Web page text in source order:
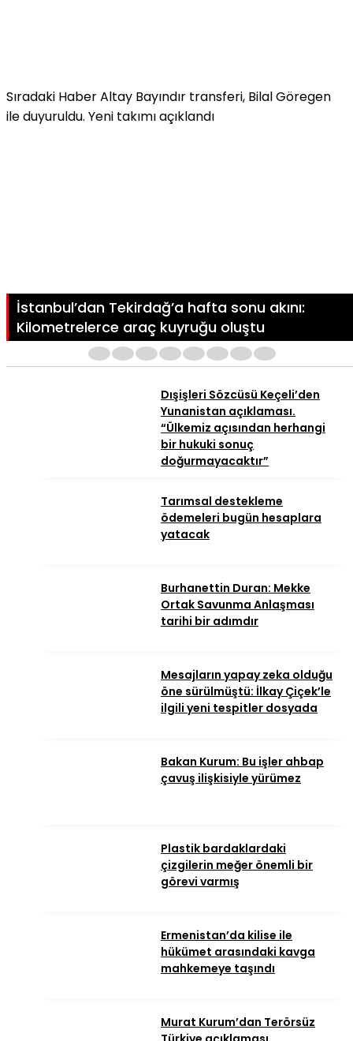
Sıradaki HaberAltay Bayındır transferi, Bilal Göregen
ile duyuruldu. Yeni takımı açıklandı
İstanbul’dan Tekirdağ’a hafta sonu akını:
Kilometrelerce araç kuyruğu oluştu
Dışişleri Sözcüsü Keçeli’den
Yunanistan açıklaması.
“Ülkemiz açısından herhangi
bir hukuki sonuç
doğurmayacaktır”
Tarımsal destekleme
ödemeleri bugün hesaplara
yatacak
Burhanettin Duran: Mekke
Ortak Savunma Anlaşması
tarihi bir adımdır
Mesajların yapay zeka olduğu
öne sürülmüştü: İlkay Çiçek’le
ilgili yeni tespitler dosyada
Bakan Kurum: Bu işler ahbap
çavuş ilişkisiyle yürümez
Plastik bardaklardaki
çizgilerin meğer önemli bir
görevi varmış
Ermenistan’da kilise ile
hükümet arasındaki kavga
mahkemeye taşındı
Murat Kurum’dan Terörsüz